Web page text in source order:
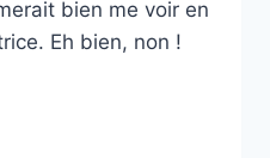
bien me voir en
Eh bien, non !